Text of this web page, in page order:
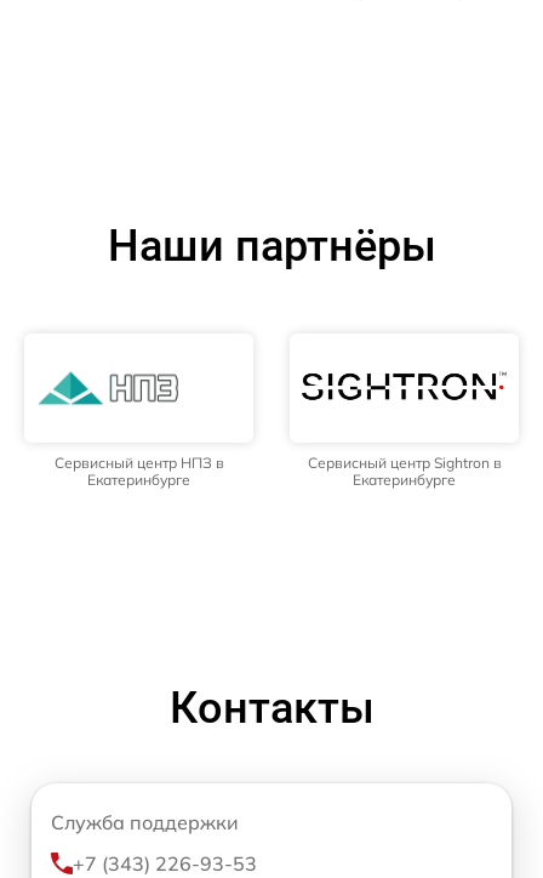
Наши партнёры
Сервисный центр НПЗ в
Екатеринбурге
Сервисный центр Sightron в
Екатеринбурге
Контакты
Служба поддержки
+7 (343) 226-93-53